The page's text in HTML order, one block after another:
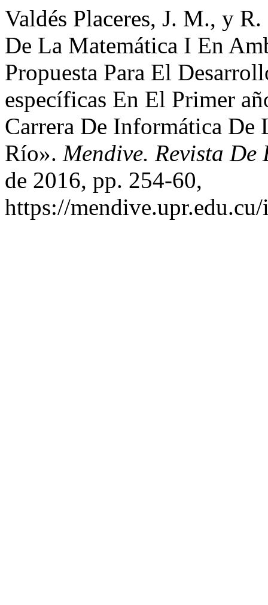
Valdés Placeres, J. M., y
De La Matemática I En
Propuesta Para El
específicas En El Primer
Carrera De Informática
Río». Mendive. Revista De
de 2016, pp. 254-60,
https://